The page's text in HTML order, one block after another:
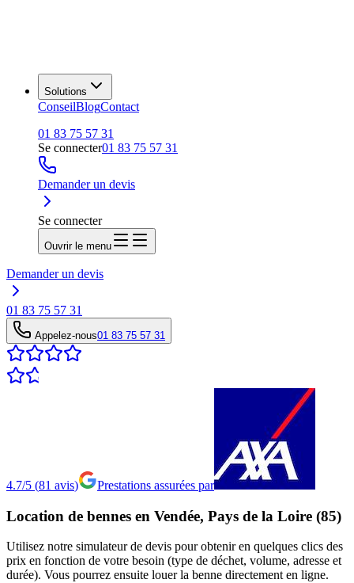
Solutions
ConseilBlogContact
01 83 75 57 31
Se connecter01 83 75 57 31
Demander un devis
Se connecter
Ouvrir le menu
Demander un devis
01 83 75 57 31
Appelez-nous01 83 75 57 31
4.7/5 (81 avis) Prestations assurées par
Location de bennes en Vendée, Pays de la Loire (85)
Utilisez notre simulateur de devis pour obtenir en quelques clics des
prix en fonction de votre besoin (type de déchet, volume, adresse et
durée). Vous pourrez ensuite louer la benne directement en ligne.